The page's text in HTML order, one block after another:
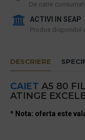
De catre
ACTIVI IN SEAP
Produs disponibil
DESCRIERE
CAIET A5 80
ATINGE
* Nota: oferta este